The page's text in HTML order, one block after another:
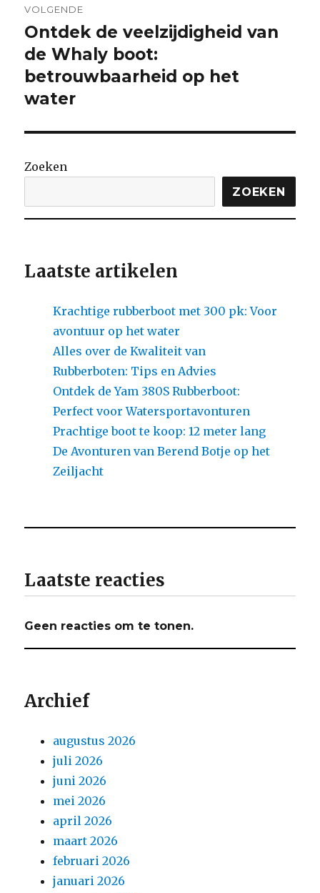
VOLGENDE
Volgende
bericht:
Ontdek de veelzijdigheid van
de Whaly boot:
betrouwbaarheid op het
water
Zoeken
ZOEKEN
Laatste artikelen
Krachtige rubberboot met 300 pk: Voor
avontuur op het water
Alles over de Kwaliteit van
Rubberboten: Tips en Advies
Ontdek de Yam 380S Rubberboot:
Perfect voor Watersportavonturen
Prachtige boot te koop: 12 meter lang
De Avonturen van Berend Botje op het
Zeiljacht
Laatste reacties
Geen reacties om te tonen.
Archief
augustus 2026
juli 2026
juni 2026
mei 2026
april 2026
maart 2026
februari 2026
januari 2026